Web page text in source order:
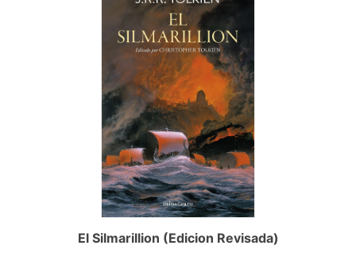
El Silmarillion (Edicion Revisada)